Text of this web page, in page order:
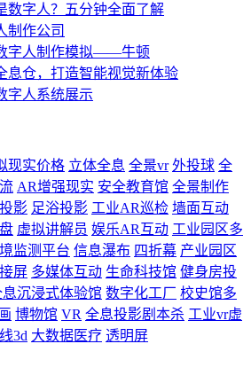
数字人？五分钟全面了解
制作公司
字人制作模拟——牛顿
息仓，打造智能视觉新体验
字人系统展示
现实价格 立体全息 全景vr 外投球 全
AR增强现实 安全教育馆 全景制作
影 足浴投影 工业AR巡检 墙面互动
虚拟讲解员 娱乐AR互动 工业园区多
监测平台 信息瀑布 四折幕 产业园区
屏 多媒体互动 生命科技馆 健身房投
息沉浸式体验馆 数字化工厂 校史馆多
博物馆 VR 全息投影剧本杀 工业vr虚
3d 大数据医疗 透明屏